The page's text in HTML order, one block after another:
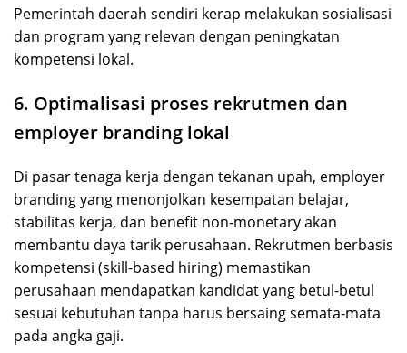
Pemerintah daerah sendiri kerap melakukan sosialisasi
dan program yang relevan dengan peningkatan
kompetensi lokal.
6. Optimalisasi proses rekrutmen dan
employer branding lokal
Di pasar tenaga kerja dengan tekanan upah, employer
branding yang menonjolkan kesempatan belajar,
stabilitas kerja, dan benefit non-monetary akan
membantu daya tarik perusahaan. Rekrutmen berbasis
kompetensi (skill-based hiring) memastikan
perusahaan mendapatkan kandidat yang betul-betul
sesuai kebutuhan tanpa harus bersaing semata-mata
pada angka gaji.